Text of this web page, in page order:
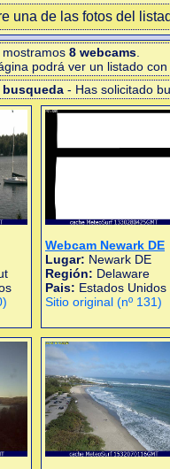
una de las fotos del
8 webcams
podrá ver un listado
busqueda - Has solicitado
Webcam Newark DE
Lugar: Newark DE
Región: Delaware
Pais: Estados Unidos
Sitio original (nº 131)